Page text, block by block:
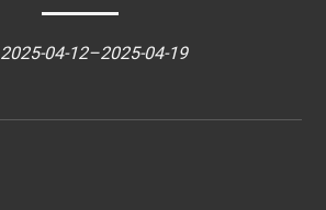
2025-04-12–2025-04-19